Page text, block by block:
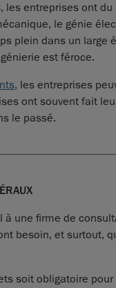
les entreprises ont
le génie
plein dans un
est féroce.
, les entreprises
ont souvent fait
le passé.
à une firme de
besoin, et surtout,
soit obligatoire